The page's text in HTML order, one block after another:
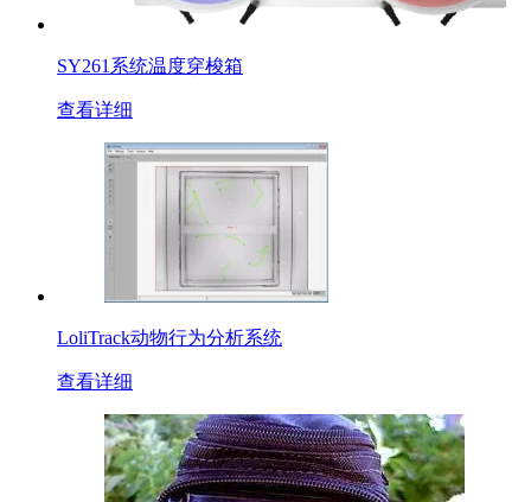
SY261系统温度穿梭箱
查看详细
LoliTrack动物行为分析系统
查看详细